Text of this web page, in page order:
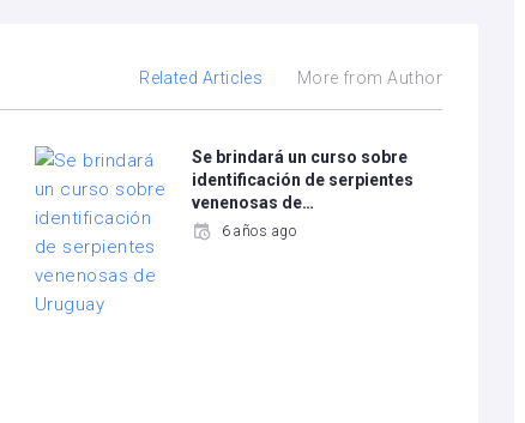
Related Articles More from Author
Se brindará un curso sobre
identificación de serpientes
venenosas de…
6 años ago